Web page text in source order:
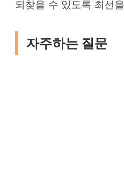
되찾을 수 있도록 최선
자주하는 질문